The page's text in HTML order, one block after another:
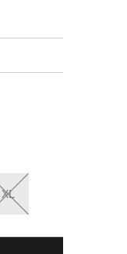
XL